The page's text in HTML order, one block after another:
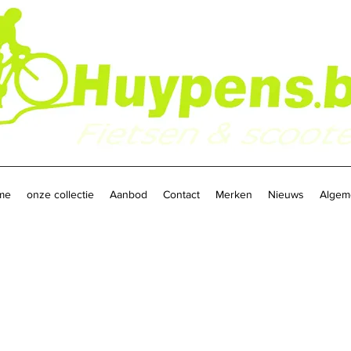
onze collectie Aanbod Contact Merken Nieuws